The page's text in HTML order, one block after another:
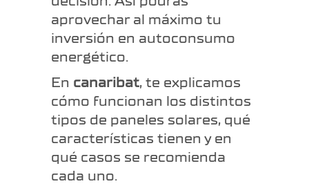
aprovechar al máximo tu
inversión en autoconsumo
energético.
En canaribat, te explicamos
cómo funcionan los distintos
tipos de paneles solares, qué
características tienen y en
qué casos se recomienda
cada uno.